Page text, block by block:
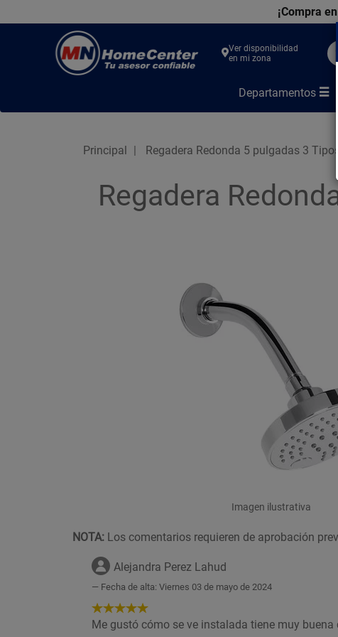
¡Compra
Center
Ver disponibilidad
en mi zona
Departamentos
Principal Regadera Redonda 5 pulgadas 3
Regadera
Imagen ilustrativa
NOTA: Los comentarios requieren de aprobación
Alejandra Perez Lahud
Fecha de alta: Viernes 03 de mayo de 2024
5
de
Me gustó cómo se ve instalada tiene muy